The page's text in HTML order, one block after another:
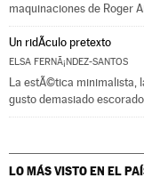
maquinaciones de Roger
Un ridÃ­culo pretexto
ELSA FERNÃ¡NDEZ-SANTOS
La estÃ©tica minimalista,
gusto demasiado
LO MÁS VISTO EN EL